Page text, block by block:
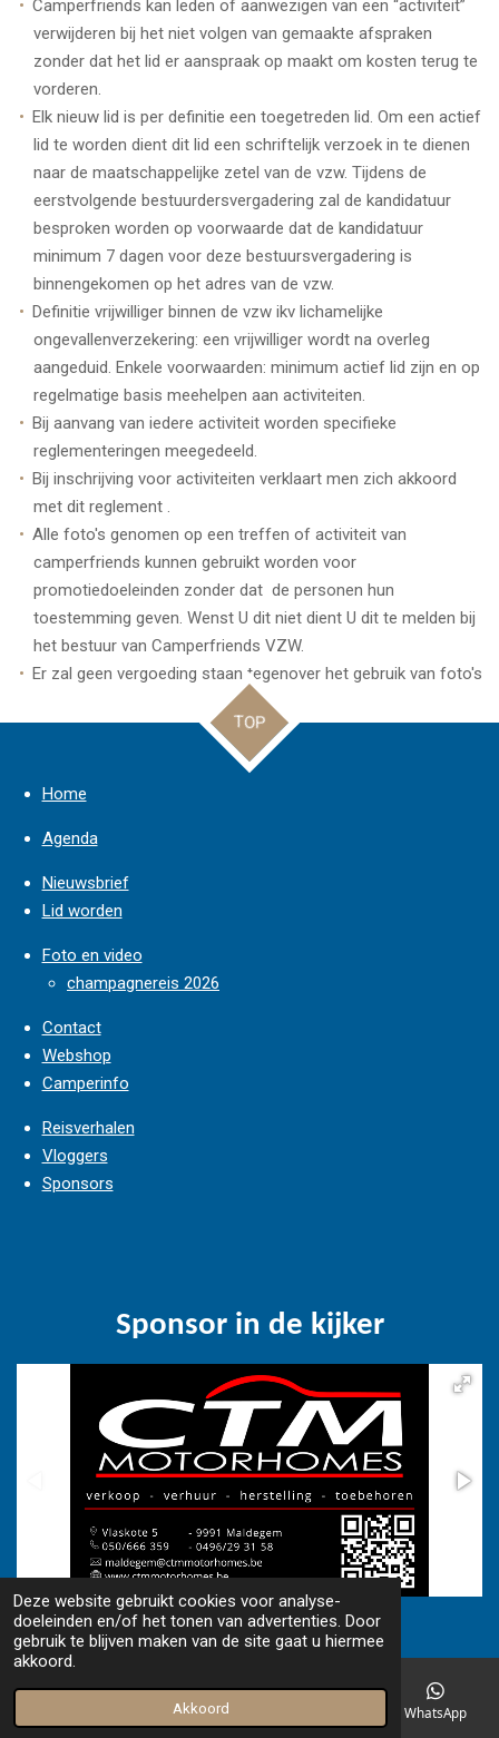
Deze website gebruikt cookies voor analyse-
doeleinden en/of het tonen van advertenties. Door
gebruik te blijven maken van de site gaat u hiermee
akkoord.
Akkoord
Camperfriends kan leden of aanwezigen van een “activiteit”
verwijderen bij het niet volgen van gemaakte afspraken
zonder dat het lid er aanspraak op maakt om kosten terug te
vorderen.
Elk nieuw lid is per definitie een toegetreden lid. Om een actief
lid te worden dient dit lid een schriftelijk verzoek in te dienen
naar de maatschappelijke zetel van de vzw. Tijdens de
eerstvolgende bestuurdersvergadering zal de kandidatuur
besproken worden op voorwaarde dat de kandidatuur
minimum 7 dagen voor deze bestuursvergadering is
binnengekomen op het adres van de vzw.
Definitie vrijwilliger binnen de vzw ikv lichamelijke
ongevallenverzekering: een vrijwilliger wordt na overleg
aangeduid. Enkele voorwaarden: minimum actief lid zijn en op
regelmatige basis meehelpen aan activiteiten.
Bij aanvang van iedere activiteit worden specifieke
reglementeringen meegedeeld.
Bij inschrijving voor activiteiten verklaart men zich akkoord
met dit reglement .
Alle foto's genomen op een treffen of activiteit van
camperfriends kunnen gebruikt worden voor
promotiedoeleinden zonder dat de personen hun
toestemming geven. Wenst U dit niet dient U dit te melden bij
het bestuur van Camperfriends VZW.
Er zal geen vergoeding staan tegenover het gebruik van foto's
TOP
Home
Agenda
Nieuwsbrief
Lid worden
Foto en video
champagnereis 2026
Contact
Webshop
Camperinfo
Reisverhalen
Vloggers
Sponsors
Sponsor in de kijker
© 2018 - 2026 www.camperfriends.be
Telefoonnummer WhatsApp